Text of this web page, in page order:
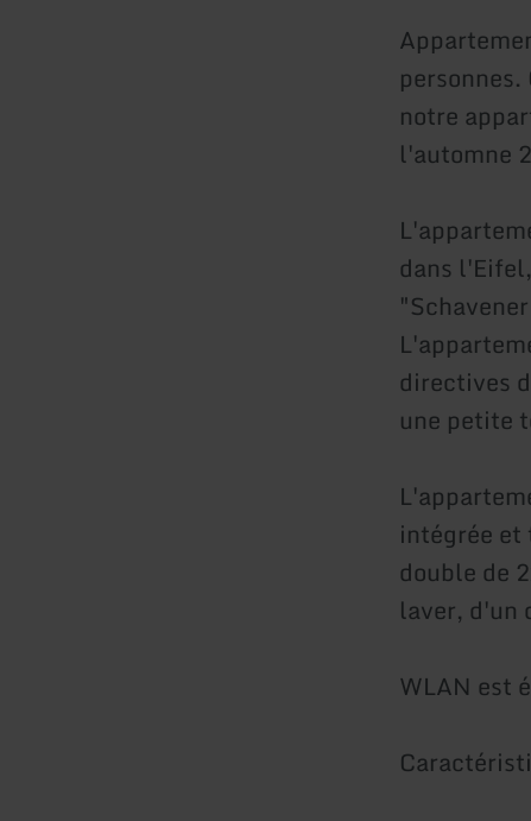
notre
l'automne
dans
directives
une petite
intégrée
double de
laver, d'un
WLAN est